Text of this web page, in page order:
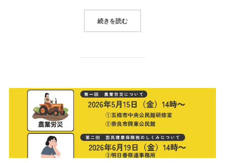
続きを読む“【北和女性部ワークショップ】は